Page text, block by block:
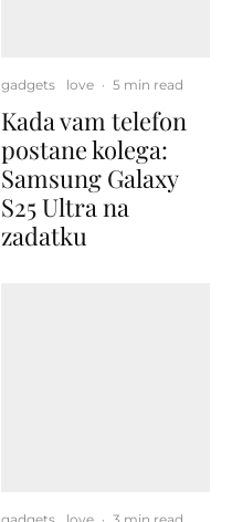
gadgets love · 5 min read
Kada vam telefon
postane kolega:
Samsung Galaxy
S25 Ultra na
zadatku